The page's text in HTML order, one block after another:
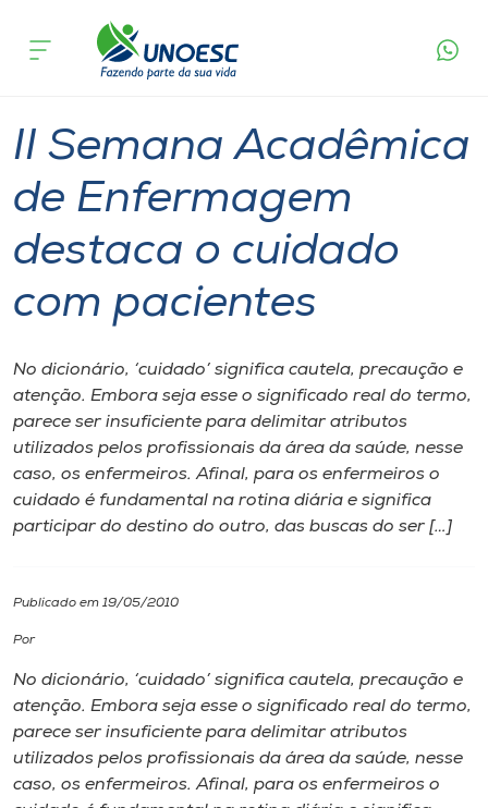
Cursos
Pesquisa
Atendimento ao Estudante
Portal de Ensino
A
Unoesc
Internacionalização
I.nova
Diplomados
CPA
Biblioteca
acontece
II Semana Acadêmica
de Enfermagem
destaca o cuidado
com pacientes
No dicionário, ‘cuidado’ significa cautela, precaução e
atenção. Embora seja esse o significado real do termo,
parece ser insuficiente para delimitar atributos
utilizados pelos profissionais da área da saúde, nesse
caso, os enfermeiros. Afinal, para os enfermeiros o
cuidado é fundamental na rotina diária e significa
participar do destino do outro, das buscas do ser […]
Publicado em 19/05/2010
Por
No dicionário, ‘cuidado’ significa cautela, precaução e
atenção. Embora seja esse o significado real do termo,
parece ser insuficiente para delimitar atributos
utilizados pelos profissionais da área da saúde, nesse
caso, os enfermeiros. Afinal, para os enfermeiros o